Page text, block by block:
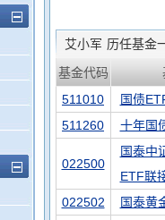
艾小军 历任基金
基金代码
511010
国债
511260
十年国
022500
国泰中
ETF联
022502 国泰黄